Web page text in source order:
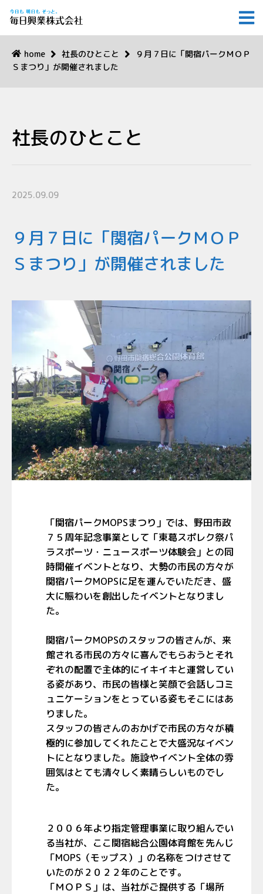
home 社長のひとこと
９月７日に「関宿パークＭＯＰ
Ｓまつり」が開催されました
社長のひとこと
2025.09.09
９月７日に「関宿パークＭＯＰ
Ｓまつり」が開催されました
「関宿パークMOPSまつり」では、野田市政
７５周年記念事業として「東葛スポレク祭パ
ラスポーツ・ニュースポーツ体験会」との同
時開催イベントとなり、大勢の市民の方々が
関宿パークMOPSに足を運んでいただき、盛
大に賑わいを創出したイベントとなりまし
た。
関宿パークMOPSのスタッフの皆さんが、来
館される市民の方々に喜んでもらおうとそれ
ぞれの配置で主体的にイキイキと運営してい
る姿があり、市民の皆様と笑顔で会話しコミ
ュニケーションをとっている姿もそこにはあ
りました。
スタッフの皆さんのおかげで市民の方々が積
極的に参加してくれたことで大盛況なイベン
トにとなりました。施設やイベント全体の雰
囲気はとても清々しく素晴らしいものでし
た。
２００６年より指定管理事業に取り組んでい
る当社が、ここ関宿総合公園体育館を先んじ
「MOPS （モップス）」の名称をつけさせて
いたのが２０２２年のことです。
「ＭＯＰＳ」は、当社がご提供する「場所